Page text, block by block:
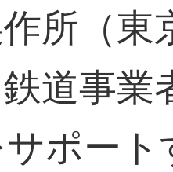
所（東
道事
ポー